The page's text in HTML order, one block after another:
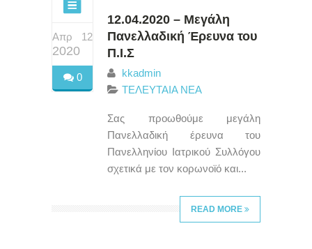
Απρ 12
2020
0
12.04.2020 – Μεγάλη
Πανελλαδική Έρευνα του
Π.Ι.Σ
kkadmin
ΤΕΛΕΥΤΑΙΑ ΝΕΑ
Σας προωθούμε μεγάλη
Πανελλαδική έρευνα του
Πανελληνίου Ιατρικού Συλλόγου
σχετικά με τον κορωνοϊό και...
READ MORE